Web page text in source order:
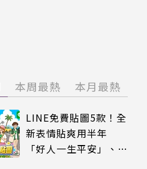
本周最熱 本月最熱
LINE免費貼圖5款！全
新表情貼爽用半年
「好人一生平安」、